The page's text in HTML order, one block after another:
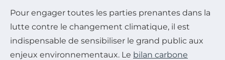
Pour engager toutes les parties prenantes dans la
lutte contre le changement climatique, il est
indispensable de sensibiliser le grand public aux
enjeux environnementaux. Le bilan carbone